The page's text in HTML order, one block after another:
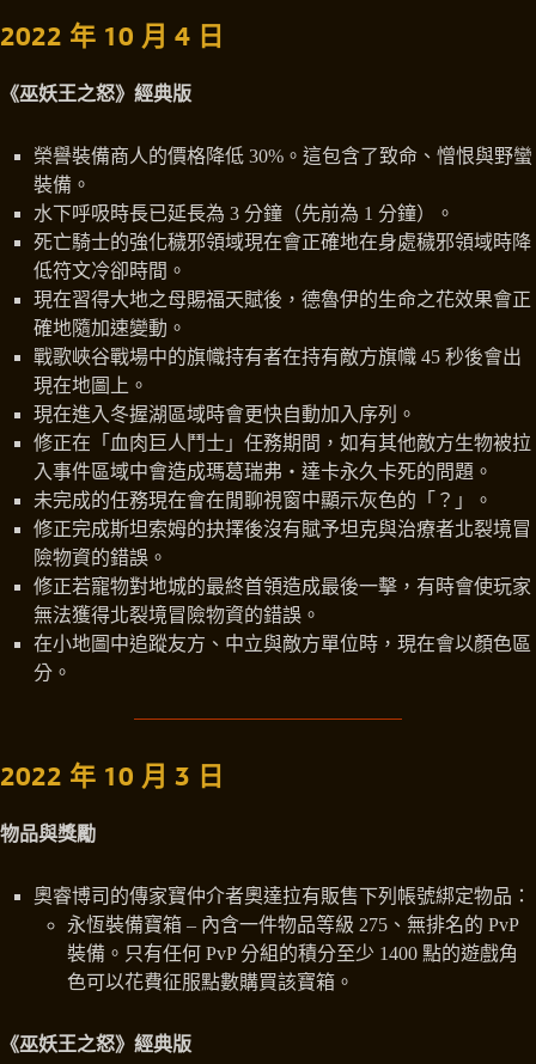
2022 年 10 月 4 日
《巫妖王之怒》經典版
榮譽裝備商人的價格降低 30%。這包含了致命、憎恨與野蠻
裝備。
水下呼吸時長已延長為 3 分鐘（先前為 1 分鐘）。
死亡騎士的強化穢邪領域現在會正確地在身處穢邪領域時降
低符文冷卻時間。
現在習得大地之母賜福天賦後，德魯伊的生命之花效果會正
確地隨加速變動。
戰歌峽谷戰場中的旗幟持有者在持有敵方旗幟 45 秒後會出
現在地圖上。
現在進入冬握湖區域時會更快自動加入序列。
修正在「血肉巨人鬥士」任務期間，如有其他敵方生物被拉
入事件區域中會造成瑪葛瑞弗‧達卡永久卡死的問題。
未完成的任務現在會在閒聊視窗中顯示灰色的「？」。
修正完成斯坦索姆的抉擇後沒有賦予坦克與治療者北裂境冒
險物資的錯誤。
修正若寵物對地城的最終首領造成最後一擊，有時會使玩家
無法獲得北裂境冒險物資的錯誤。
在小地圖中追蹤友方、中立與敵方單位時，現在會以顏色區
分。
2022 年 10 月 3 日
物品與獎勵
奧睿博司的傳家寶仲介者奧達拉有販售下列帳號綁定物品：
永恆裝備寶箱 – 內含一件物品等級 275、無排名的 PvP
裝備。只有任何 PvP 分組的積分至少 1400 點的遊戲角
色可以花費征服點數購買該寶箱。
《巫妖王之怒》經典版